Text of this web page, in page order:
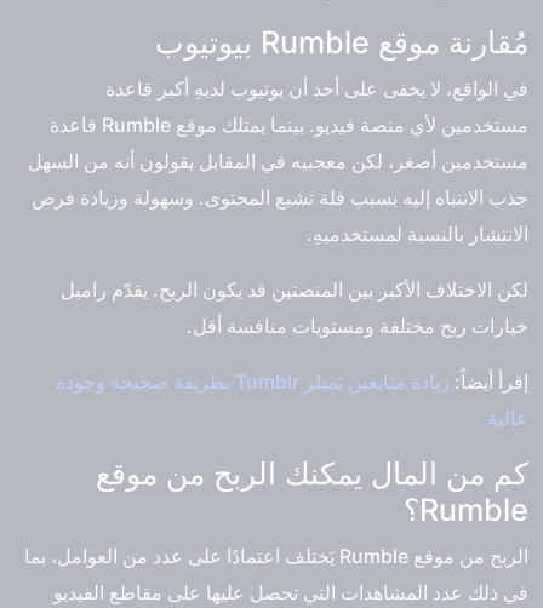
مُقارنة موقع Rumble بيوتيوب
في الواقع، لا يخفى على أحد أن يوتيوب لديهِ أكبر قاعدة
مستخدمين لأي منصة فيديو. بينما يمتلك موقع Rumble قاعدة
مستخدمين أصغر، لكن معجبيه في المقابل يقولون أنه من السهل
جذب الانتباه إليه بسبب قلة تشبع المحتوى. وسهولة وزيادة فرص
الانتشار بالنسبة لمستخدميهِ.
لكن الاختلاف الأكبر بين المنصتين قد يكون الربح. يقدّم رامبل
خيارات ربح مختلفة ومستويات منافسة أقل.
إقرأ أيضاً:
زيادة متابعين تمبلر Tumblr بطريقة صحيحة وجودة
عالية
كم من المال يمكنك الربح من موقع
Rumble؟
الربح من موقع Rumble يَختلف اعتمادًا على عدد من العوامل، بما
في ذلك عدد المشاهدات التي تحصل عليها على مقاطع الفيديو